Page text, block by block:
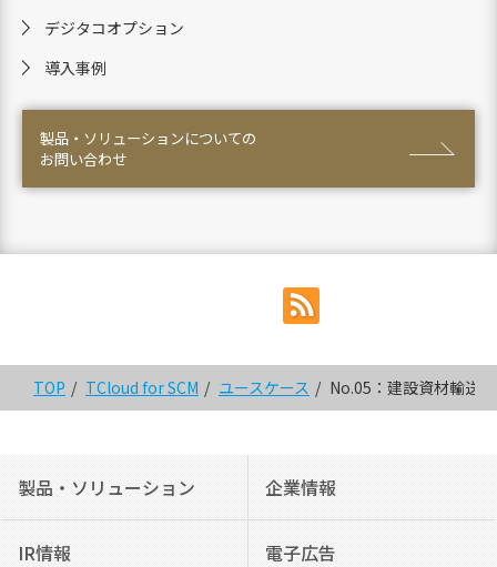
デジタコオプション
導入事例
製品・ソリューションについての
お問い合わせ
TOP TCloud for SCM ユースケース No.05：建設資材輸送
製品・ソリューション 企業情報
IR情報 電子広告